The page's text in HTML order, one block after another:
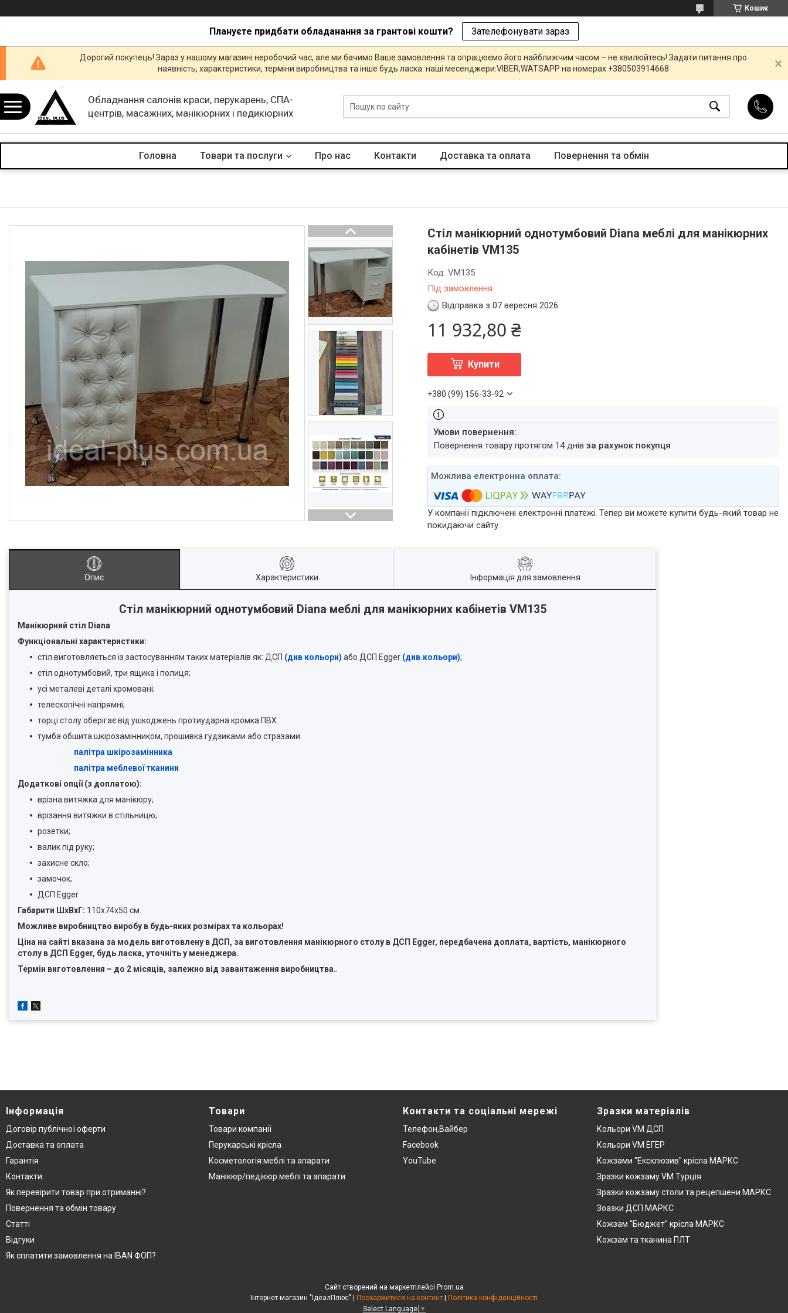
Кошик
Плануєте придбати обладанання за грантові кошти? Зателефонувати зараз
Дорогий покупець! Зараз у нашому магазині неробочий час, але ми бачимо Ваше замовлення та опрацюємо його найближчим часом – не хвилюйтесь! Задати питання про
наявність, характеристики, терміни виробництва та інше будь ласка: наші месенджери:VIBER,WATSAPP на номерах +380503914668
Обладнання салонів краси, перукарень, СПА-
центрів, масажних, манікюрних і педикюрних
Головна Товари та послуги Про нас Контакти Доставка та оплата Повернення та обмін
Стіл манікюрний однотумбовий Diana меблі для манікюрних
кабінетів VM135
Під замовлення
Код:VM135
Відправка з 07 вересня 2026
11 932,80 ₴
Купити
+380 (99) 156-33-92
повернення товару протягом 14 днівза рахунок покупця
У компанії підключені електронні платежі. Тепер ви можете купити будь-який товар не
покидаючи сайту.
Опис Характеристики Інформація для замовлення
Стіл манікюрний однотумбовий Diana меблі для манікюрних кабінетів VM135
Манікюрний стіл Diana
Функціональні характеристики:
стіл виготовляється із застосуванням таких матеріалів як: ДСП (див кольори) або ДСП Egger (див.кольори);
стіл однотумбовий, три ящика і полиця;
усі металеві деталі хромовані;
телескопічні напрямні;
торці столу оберігає від ушкоджень протиударна кромка ПВХ.
тумба обшита шкірозамінником, прошивка гудзиками або стразами
палітра шкірозамінника
палітра меблевої тканини
Додаткові опції (з доплатою):
врізна витяжка для манікюру;
врізання витяжки в стільницю;
розетки;
валик під руку;
захисне скло;
замочок;
ДСП Egger
Габарити ШхВхГ: 110х74х50 см.
Можливе виробництво виробу в будь-яких розмірах та кольорах!
Ціна на сайті вказана за модель виготовлену в ДСП, за виготовлення манікюрного столу в ДСП Egger, передбачена доплата, вартість, манікюрного
столу в ДСП Egger, будь ласка, уточніть у менеджера.
Термін виготовлення – до 2 місяців, залежно від завантаження виробництва.
Інформація
Договір публічної оферти
Доставка та оплата
Гарантія
Контакти
Як перевірити товар при отриманні?
Повернення та обмін товару
Статті
Відгуки
Як сплатити замовлення на IBAN ФОП?
Товари
Товари компанії
Перукарські крісла
Косметологія:меблі та апарати
Манікюр/педікюр:меблі та апарати
Контакти та соціальні мережі
Телефон,Вайбер
Facebook
YouTube
Зразки матеріалів
Кольори VM ДСП
Кольори VM ЕГЕР
Кожзами "Ексклюзив" крісла МАРКС
Зразки кожзаму VM Турція
Зразки кожзаму столи та рецепшени МАРКС
Зоазки ДСП МАРКС
Кожзам "Бюджет" крісла МАРКС
Кожзам та тканина ПЛТ
Сайт створений на маркетплейсі Prom.ua
Інтернет-магазин "ІдеалПлюс" | Поскаржитися на контент | Політика конфіденційності
Select Language ▼